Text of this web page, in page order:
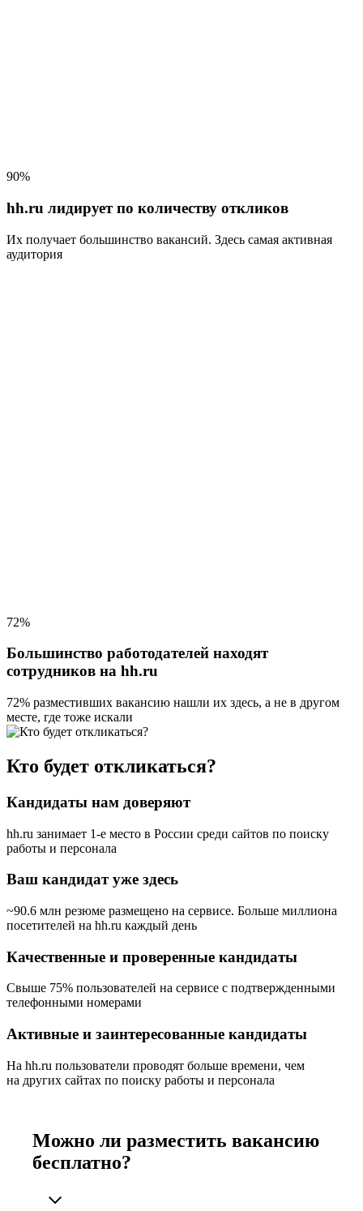
90%
hh.ru лидирует по количеству откликов
Их получает большинство вакансий. Здесь самая активная
аудитория
72%
Большинство работодателей находят
сотрудников на hh.ru
72% разместивших вакансию нашли их здесь, а не в другом
месте, где тоже искали
Кто будет откликаться?
Кандидаты нам доверяют
hh.ru занимает 1-е место в России среди сайтов по поиску
работы и персонала
Ваш кандидат уже здесь
~90.6 млн резюме размещено на сервисе. Больше миллиона
посетителей на hh.ru каждый день
Качественные и проверенные кандидаты
Свыше 75% пользователей на сервисе с подтвержденными
телефонными номерами
Активные и заинтересованные кандидаты
На hh.ru пользователи проводят больше времени, чем
на других сайтах по поиску работы и персонала
Можно ли разместить вакансию
бесплатно?